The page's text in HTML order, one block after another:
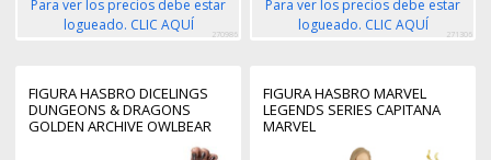
Para ver los precios debe estar
logueado. CLIC AQUÍ
270986
Para ver los precios debe estar
logueado. CLIC AQUÍ
271306
FIGURA HASBRO DICELINGS
DUNGEONS & DRAGONS
GOLDEN ARCHIVE OWLBEAR
FIGURA HASBRO MARVEL
LEGENDS SERIES CAPITANA
MARVEL